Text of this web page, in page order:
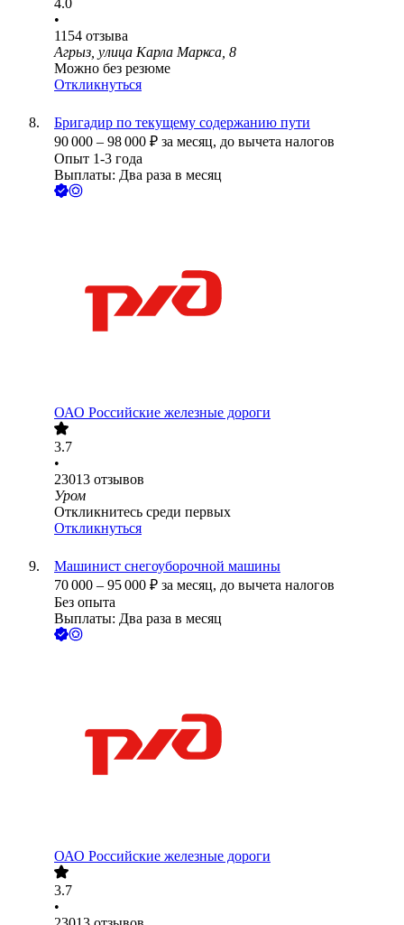
4.0
•
1154 отзыва
Агрыз, улица Карла Маркса, 8
Можно без резюме
Откликнуться
Бригадир по текущему содержанию пути
90 000 – 98 000 ₽ за месяц, до вычета налогов
Опыт 1-3 года
Выплаты: Два раза в месяц
ОАО Российские железные дороги
3.7
•
23013 отзывов
Уром
Откликнитесь среди первых
Откликнуться
Машинист снегоуборочной машины
70 000 – 95 000 ₽ за месяц, до вычета налогов
Без опыта
Выплаты: Два раза в месяц
ОАО Российские железные дороги
3.7
•